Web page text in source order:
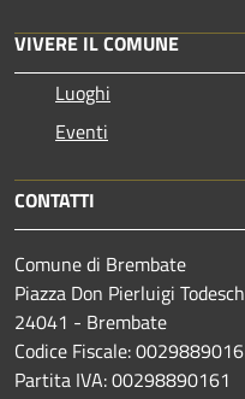
VIVERE IL COMUNE
Luoghi
Eventi
CONTATTI
Comune di Brembate
Piazza Don Pierluigi
24041 - Brembate
Codice Fiscale:
Partita IVA: 00298890161